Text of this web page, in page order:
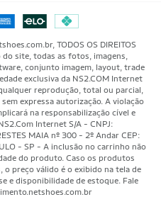
TODOS OS DIREITOS
do site, todas as fotos, imagens,
conjunto imagem, layout, trade
exclusiva da NS2.COM Internet
reprodução, total ou parcial,
expressa autorização. A violação
na responsabilização cível e
Internet S/A - CNPJ:
MAIA nº 300 - 2º Andar CEP:
- SP - A inclusão no carrinho não
do produto. Caso os produtos
o preço válido é o exibido na tela de
e disponibilidade de estoque. Fale